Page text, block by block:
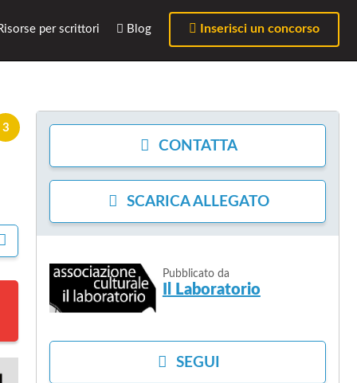
per scrittori Blog Inserisci un concorso
3
O
D
D
I
CONTATTA
SCARICAALLEGATO
Pubblicato da
Il Laboratorio
SEGUI